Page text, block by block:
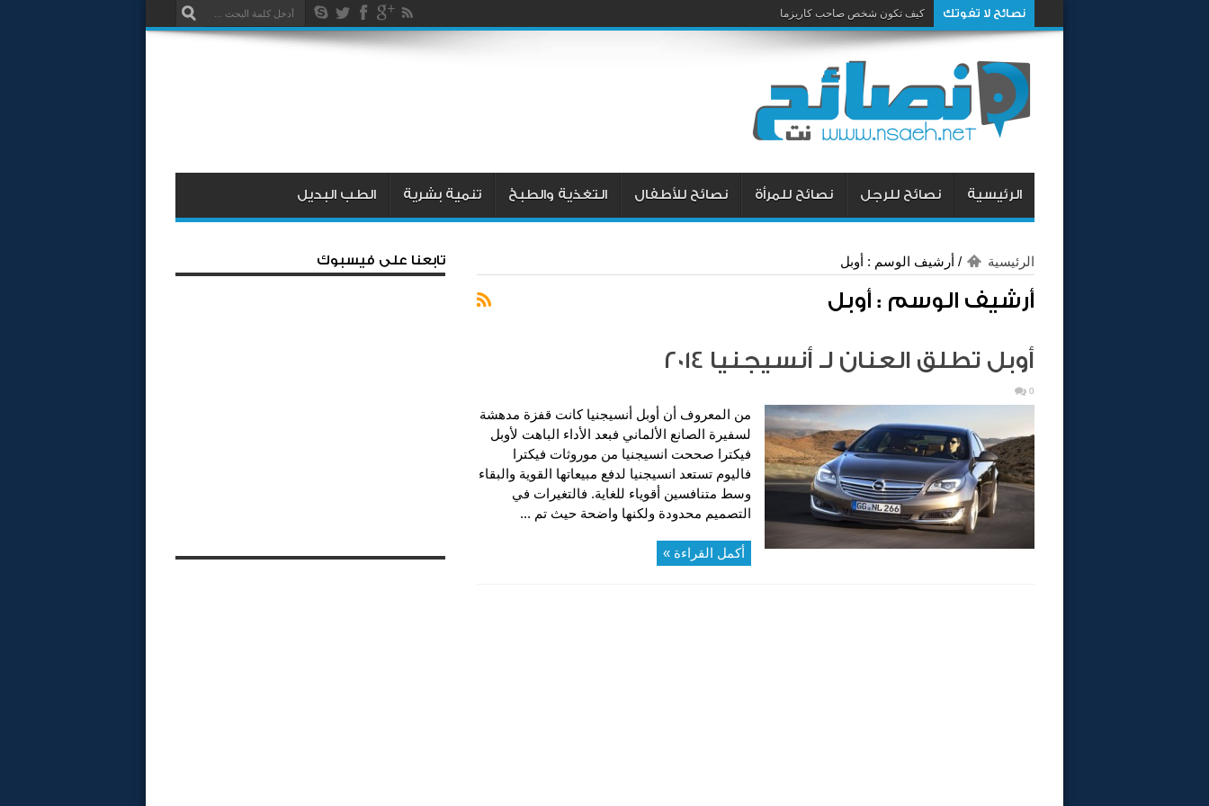
نصائح لا تفوتك كيف تكون شخص صاحب كاريزما
الرئيسية نصائح للرجل نصائح للمرأة نصائح للأطفال التغذية والطبخ تنمية بشرية الطب البديل
الرئيسية / أرشيف الوسم : أوبل
أرشيف الوسم : أوبل
أوبل تطلق العنان لـ أنسيجنيا 2014
0
من المعروف أن أوبل أنسيجنيا كانت قفزة مدهشة
لسفيرة الصانع الألماني فبعد الأداء الباهت لأوبل
فيكترا صححت انسيجنيا من موروثات فيكترا
فاليوم تستعد انسيجنيا لدفع مبيعاتها القوية والبقاء
وسط متنافسين أقوياء للغاية. فالتغيرات في
التصميم محدودة ولكنها واضحة حيث تم ...
أكمل القراءة »
تابعنا على فيسبوك